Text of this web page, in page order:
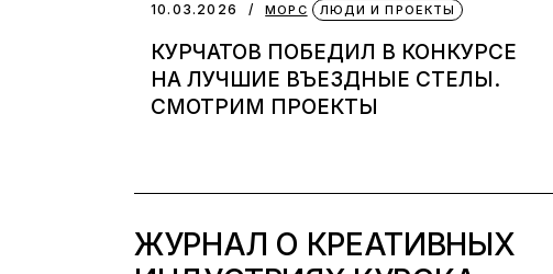
10.03.2026 МОРС ЛЮДИ И ПРОЕКТЫ
КУРЧАТОВ ПОБЕДИЛ В КОНКУРСЕ
НА ЛУЧШИЕ ВЪЕЗДНЫЕ СТЕЛЫ.
СМОТРИМ ПРОЕКТЫ
ЖУРНАЛ О КРЕАТИВНЫХ